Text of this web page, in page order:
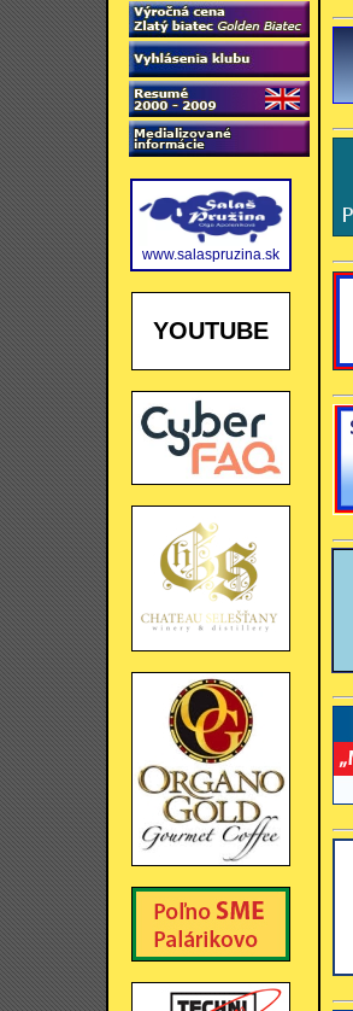
www.salaspruzina.sk
YOUTUBE